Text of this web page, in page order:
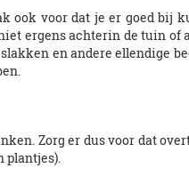
ook voor dat je er goed bij
ergens achterin de tuin
en andere ellendige
Zorg er dus voor dat
plantjes).